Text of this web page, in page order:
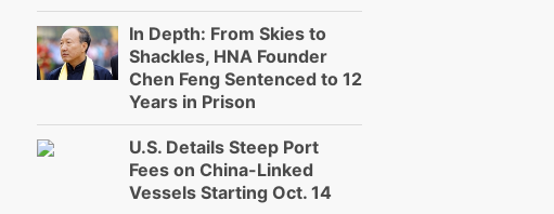
In Depth: From Skies to
Shackles, HNA Founder
Chen Feng Sentenced to 12
Years in Prison
U.S. Details Steep Port
Fees on China-Linked
Vessels Starting Oct. 14